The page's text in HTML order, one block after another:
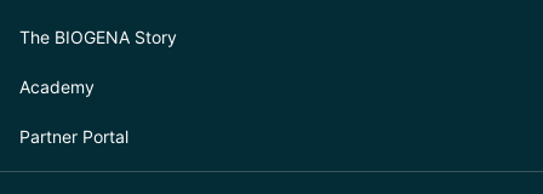
The BIOGENA Story
Academy
Partner Portal